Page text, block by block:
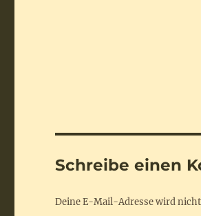
Schreibe einen
Deine E-Mail-Adresse wird